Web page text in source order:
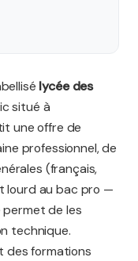
lycée des
situé à
une offre de
professionnel, de
(français,
lourd au bac pro —
de les
technique.
des formations